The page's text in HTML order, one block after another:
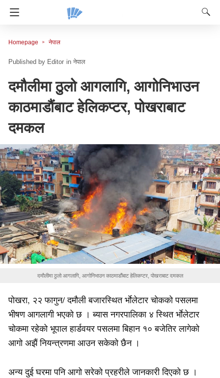
Homepage नेपाल
Editor in नेपाल
दमौलीमा ठुलो आगलागि, आगोनिभाउन
काठमाडौंबाट हेलिकप्टर, पोखराबाट
दमकल
दमौलीमा ठुलो आगलागि, आगोनिभाउन काठमाडौंबाट हेलिकप्टर, पोखराबाट दमकल
पोखरा, २२ फागुन/ दमौली बजारस्थित र्भाेलेटार चोकको पसलमा
भीषण आगलागी भएको छ । ब्यास नगरपालिका ४ स्थित र्भाेलेटार
चोकमा रहेको भूपाल हार्डवयर पसलमा बिहान १० बजेतिर लागेको
आगो अझैं नियन्त्रणमा आउन सकेको छैन ।
अन्य दुई घरमा पनि आगो सरेको प्रहरीले जानकारी दिएको छ ।